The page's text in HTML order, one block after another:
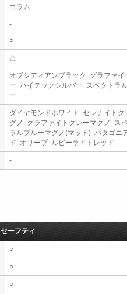
コラム
-
○
△
オブシディアンブラック グラファイ
ー ハイテックシルバー スペクトラ
ー
ダイヤモンドホワイト セレナイトグ
グノ グラファイトグレーマグノ ス
ラルブルーマグノ(マット) パタゴニ
ド オリーブ ルビーライトレッド
-
セーフティ
○
○
○